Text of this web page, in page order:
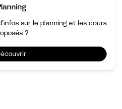
sur le planning et les cours
?